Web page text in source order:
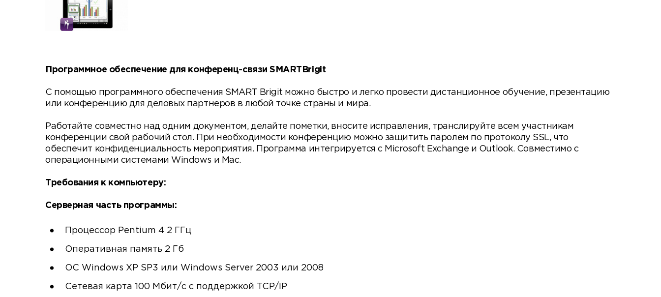
Программное обеспечение для конференц-связи SMARTBrigit
С помощью программного обеспечения SMART Brigit можно быстро и легко провести дистанционное обучение, презентацию
или конференцию для деловых партнеров в любой точке страны и мира.
Работайте совместно над одним документом, делайте пометки, вносите исправления, транслируйте всем участникам
конференции свой рабочий стол. При необходимости конференцию можно защитить паролем по протоколу SSL, что
обеспечит конфиденциальность мероприятия. Программа интегрируется с Microsoft Exchange и Outlook. Совместимо с
операционными системами Windows и Mас.
Требования к компьютеру:
Серверная часть программы:
Процессор Pentium 4 2 ГГц
Оперативная память 2 Гб
ОС Windows XP SP3 или Windows Server 2003 или 2008
Сетевая карта 100 Мбит/с с поддержкой TCP/IP